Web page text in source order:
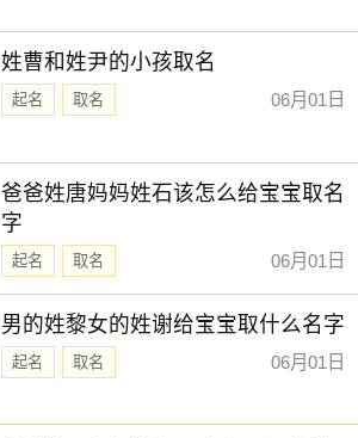
姓曹和姓尹的小孩取名
起名 取名 06月01日
爸爸姓唐妈妈姓石该怎么给宝宝取名
字
起名 取名 06月01日
男的姓黎女的姓谢给宝宝取什么名字
起名 取名 06月01日